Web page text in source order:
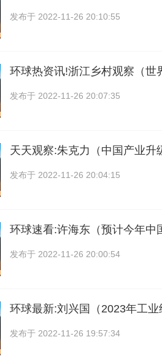
发布于 2022-11-26 20:10:55
环球热资讯!浙江乡村观察（世
发布于 2022-11-26 20:07:35
天天观察:朱克力（中国产业升
发布于 2022-11-26 20:04:15
环球速看:许海东（预计今年中
发布于 2022-11-26 20:00:54
环球最新:刘兴国（2023年工
发布于 2022-11-26 19:57:34